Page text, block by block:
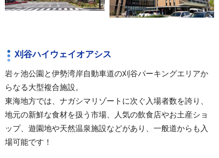
刈谷ハイウェイオアシス
岩ヶ池公園と伊勢湾岸自動車道の刈谷パーキングエリアか
らなる大型複合施設。
東海地方では、ナガシマリゾートに次ぐ入場者数を誇り、
地元の新鮮な食材を扱う市場、人気の飲食店やお土産ショ
ップ、遊園地や天然温泉施設などがあり、一般道からも入
場可能です！